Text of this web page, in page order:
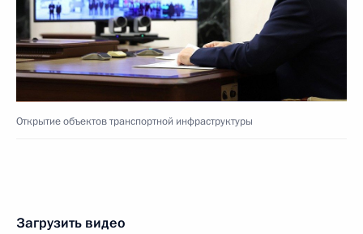
Открытие объектов транспортной инфраструктуры
Загрузить видео